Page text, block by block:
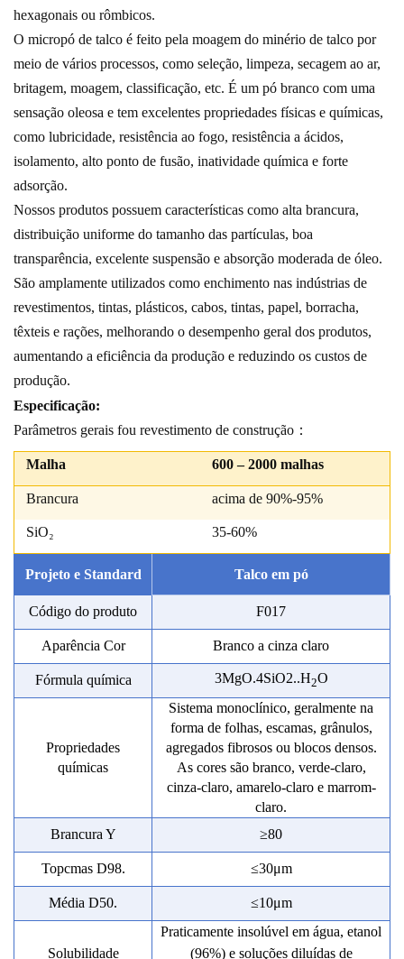
hexagonais ou rômbicos.
O micropó de talco é feito pela moagem do minério de talco por
meio de vários processos, como seleção, limpeza, secagem ao ar,
britagem, moagem, classificação, etc. É um pó branco com uma
sensação oleosa e tem excelentes propriedades físicas e químicas,
como lubricidade, resistência ao fogo, resistência a ácidos,
isolamento, alto ponto de fusão, inatividade química e forte
adsorção.
Nossos produtos possuem características como alta brancura,
distribuição uniforme do tamanho das partículas, boa
transparência, excelente suspensão e absorção moderada de óleo.
São amplamente utilizados como enchimento nas indústrias de
revestimentos, tintas, plásticos, cabos, tintas, papel, borracha,
têxteis e rações, melhorando o desempenho geral dos produtos,
aumentando a eficiência da produção e reduzindo os custos de
produção.
Especificação:
Parâmetros gerais fou revestimento de construção ：
Malha 600 – 2000 malhas
Brancura acima de 90%-95%
SiO₂ 35-60%
Projeto e Standard Talco em pó
Código do produto F017
Aparência Cor Branco a cinza claro
Fórmula química 3MgO.4SiO2..H2O
Propriedades
químicas
Sistema monoclínico, geralmente na
forma de folhas, escamas, grânulos,
agregados fibrosos ou blocos densos.
As cores são branco, verde-claro,
cinza-claro, amarelo-claro e marrom-
claro.
Brancura Y
≥80
Topcmas D98. ≤30μm
Média D50. ≤10μm
Solubilidade
Praticamente insolúvel em água, etanol
(96%) e soluções diluídas de